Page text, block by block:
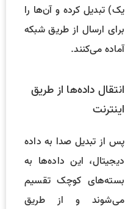
یک) تبدیل کرده و آن‌ها را
برای ارسال از طریق شبکه
آماده می‌کنند.
انتقال داده‌ها از طریق
اینترنت
پس از تبدیل صدا به داده
دیجیتال، این داده‌ها به
بسته‌های کوچک تقسیم
می‌شوند و از طریق